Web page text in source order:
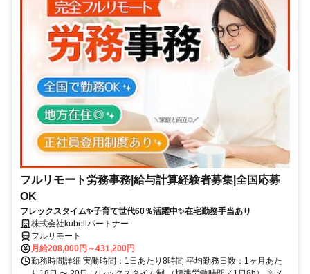
フルリモート労務事務|給与計算経験者募集|全国応募
OK
フレックスタイム✨子育て世代60％活躍中✨在宅勤務手当あり
株式会社kubellパートナー
フルリモート
月給208,000円～431,200円
勤務時間詳細 実働時間：1日あたり8時間 平均勤務日数：1ヶ月あた